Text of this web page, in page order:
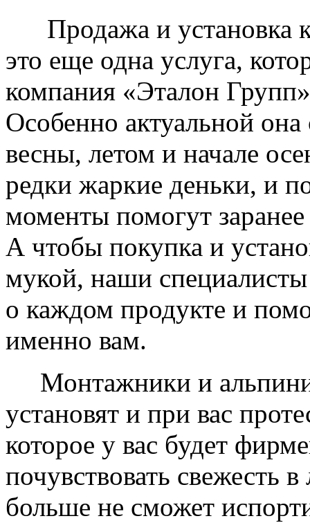
Продажа и установка
это еще одна услуга,
компания «Эталон
Особенно актуальной она
весны, летом и начале
редки жаркие деньки, и
моменты помогут
А чтобы покупка и
мукой, наши специалисты
о каждом продукте и
именно вам.
Монтажники и
установят и при вас
которое у вас будет
почувствовать свежесть
больше не сможет